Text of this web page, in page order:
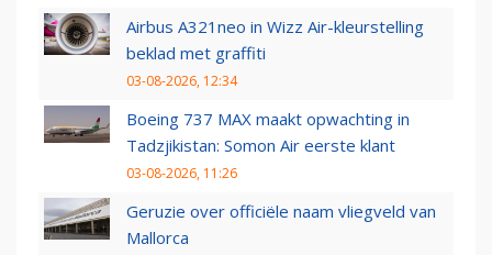
Airbus A321neo in Wizz Air-kleurstelling
beklad met graffiti
03-08-2026, 12:34
Boeing 737 MAX maakt opwachting in
Tadzjikistan: Somon Air eerste klant
03-08-2026, 11:26
Geruzie over officiële naam vliegveld van
Mallorca